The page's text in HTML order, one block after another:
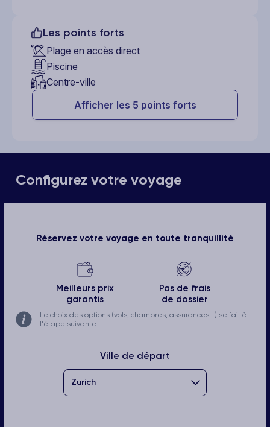
Les points forts
Plage en accès direct
Piscine
Centre-ville
Afficher les 5 points forts
Configurez votre voyage
Réservez votre voyage en toute tranquillité
Meilleurs prix
garantis
Pas de frais
de dossier
Le choix des options (vols, chambres, assurances...) se fait à
l'étape suivante.
Ville de départ